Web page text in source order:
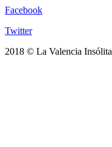
Facebook
Twitter
2018 © La Valencia Insólita